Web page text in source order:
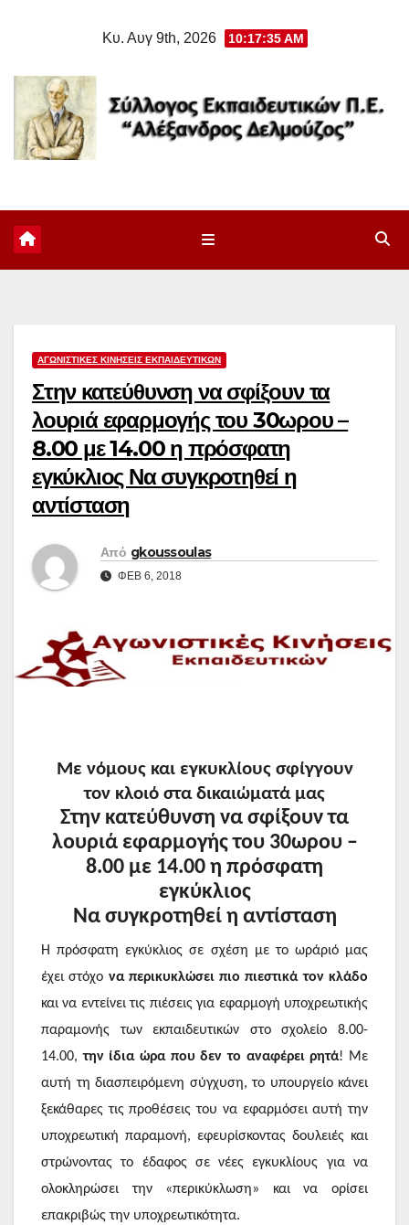
Κυ. Αυγ 9th, 2026 10:17:35 AM
ΑΓΩΝΙΣΤΙΚΈΣ ΚΙΝΉΣΕΙΣ ΕΚΠΑΙΔΕΥΤΙΚΏΝ
Στην κατεύθυνση να σφίξουν τα
λουριά εφαρμογής του 30ωρου –
8.00 με 14.00 η πρόσφατη
εγκύκλιος Να συγκροτηθεί η
αντίσταση
Από gkoussoulas
ΦΕΒ 6, 2018
Με νόμους και εγκυκλίους σφίγγουν
τον κλοιό στα δικαιώματά μας
Στην κατεύθυνση να σφίξουν τα
λουριά εφαρμογής του 30ωρου –
8.00 με 14.00 η πρόσφατη
εγκύκλιος
Να συγκροτηθεί η αντίσταση
Η πρόσφατη εγκύκλιος σε σχέση με το ωράριό μας
έχει στόχο να περικυκλώσει πιο πιεστικά τον κλάδο
και να εντείνει τις πιέσεις για εφαρμογή υποχρεωτικής
παραμονής των εκπαιδευτικών στο σχολείο 8.00-
14.00,την ίδια ώρα που δεν το αναφέρει ρητά! Με
αυτή τη διασπειρόμενη σύγχυση, το υπουργείο κάνει
ξεκάθαρες τις προθέσεις του να εφαρμόσει αυτή την
υποχρεωτική παραμονή, εφευρίσκοντας δουλειές και
στρώνοντας το έδαφος σε νέες εγκυκλίους για να
ολοκληρώσει την «περικύκλωση» και να ορίσει
επακριβώς την υποχρεωτικότητα.